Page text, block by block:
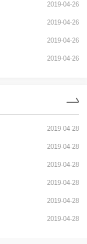
2019-04-26
2019-04-26
2019-04-26
2019-04-26
2019-04-28
2019-04-28
2019-04-28
2019-04-28
2019-04-28
2019-04-28